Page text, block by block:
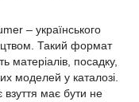
– українського
Такий формат
матеріалів, посадку,
моделей у каталозі.
має бути не